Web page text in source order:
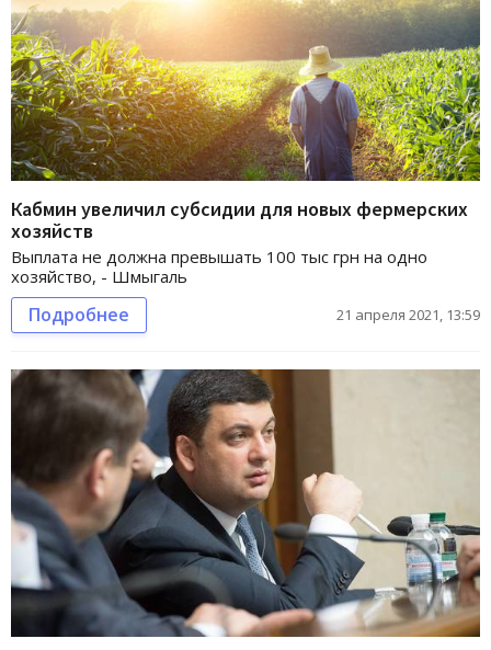
Кабмин увеличил субсидии для новых фермерских
хозяйств
Выплата не должна превышать 100 тыс грн на одно
хозяйство, - Шмыгаль
Подробнее 21 апреля 2021, 13:59